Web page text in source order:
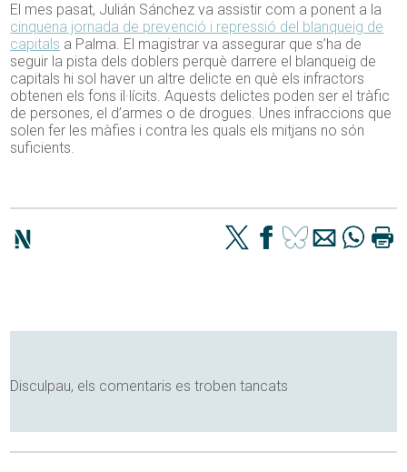
El mes pasat, Julián Sánchez va assistir com a ponent a la
cinquena jornada de prevenció i repressió del blanqueig de
capitals a Palma. El magistrar va assegurar que s’ha de
seguir la pista dels doblers perquè darrere el blanqueig de
capitals hi sol haver un altre delicte en què els infractors
obtenen els fons il·lícits. Aquests delictes poden ser el tràfic
de persones, el d’armes o de drogues. Unes infraccions que
solen fer les màfies i contra les quals els mitjans no són
suficients.
Disculpau, els comentaris es troben tancats